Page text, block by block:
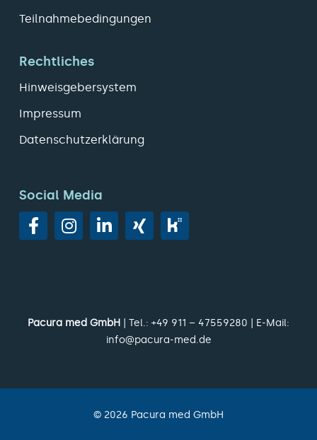
Teilnahmebedingungen
Rechtliches
Hinweisgebersystem
Impressum
Datenschutzerklärung
Social Media
Pacura med GmbH | Tel.: +49 911 – 47559280 | E-Mail:
info@pacura-med.de
© 2026 Pacura med GmbH